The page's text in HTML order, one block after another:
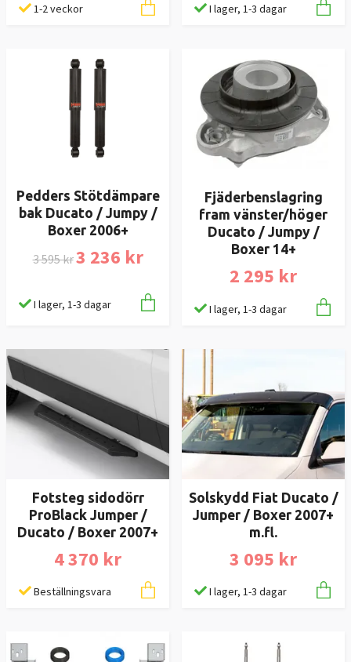
1-2 veckor I lager, 1-3 dagar
Pedders Stötdämpare
bak Ducato / Jumpy /
Boxer 2006+
3 595 kr3 236 kr
I lager, 1-3 dagar
Fjäderbenslagring
fram vänster/höger
Ducato / Jumpy /
Boxer 14+
2 295 kr
I lager, 1-3 dagar
Fotsteg sidodörr
ProBlack Jumper /
Ducato / Boxer 2007+
4 370 kr
Beställningsvara
Solskydd Fiat Ducato /
Jumper / Boxer 2007+
m.fl.
3 095 kr
I lager, 1-3 dagar